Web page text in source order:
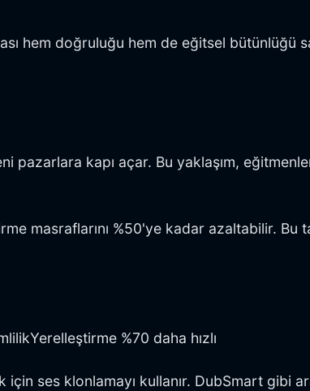
hem doğruluğu hem de eğitsel bütünlüğü
pazarlara kapı açar. Bu yaklaşım,
masraflarını %50'ye kadar azaltabilir. Bu
%70 daha hızlı
ses klonlamayı kullanır. DubSmart gibi